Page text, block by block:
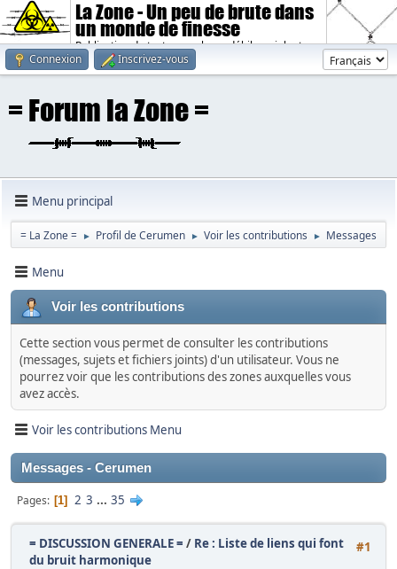
La Zone - Un peu de brute dans
un monde de finesse
Publication de textes sombres, débiles, violents.
Connexion
Inscrivez-vous
Menu principal
= La Zone = ► Profil de Cerumen ► Voir les contributions ► Messages
Menu
Voir les contributions
Cette section vous permet de consulter les contributions
(messages, sujets et fichiers joints) d'un utilisateur. Vous ne
pourrez voir que les contributions des zones auxquelles vous
avez accès.
Voir les contributions Menu
Messages - Cerumen
Pages 1 2 3 ... 35
#1
= DISCUSSION GENERALE = / Re : Liste de liens qui font
du bruit harmonique